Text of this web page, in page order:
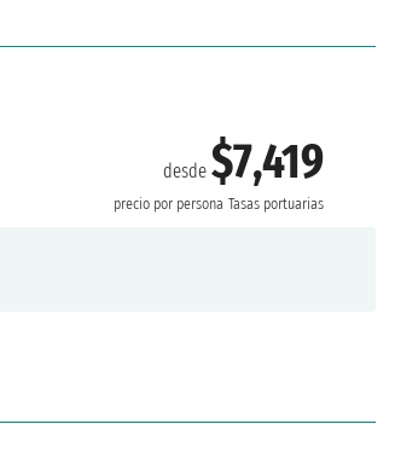
desde$7,419
precio por persona Tasas portuarias